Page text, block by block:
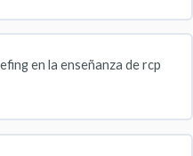
en la enseñanza de rcp